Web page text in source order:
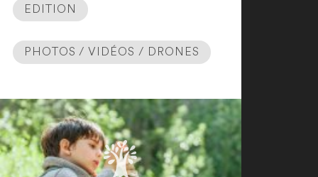
EDITION
PHOTOS / VIDÉOS / DRONES